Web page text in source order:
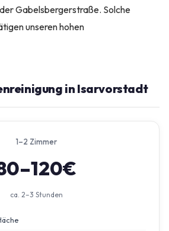
Gabelsbergerstraße. Solche
unseren hohen
in Isarvorstadt
1–2 Zimmer
ca. 2–3 Stunden